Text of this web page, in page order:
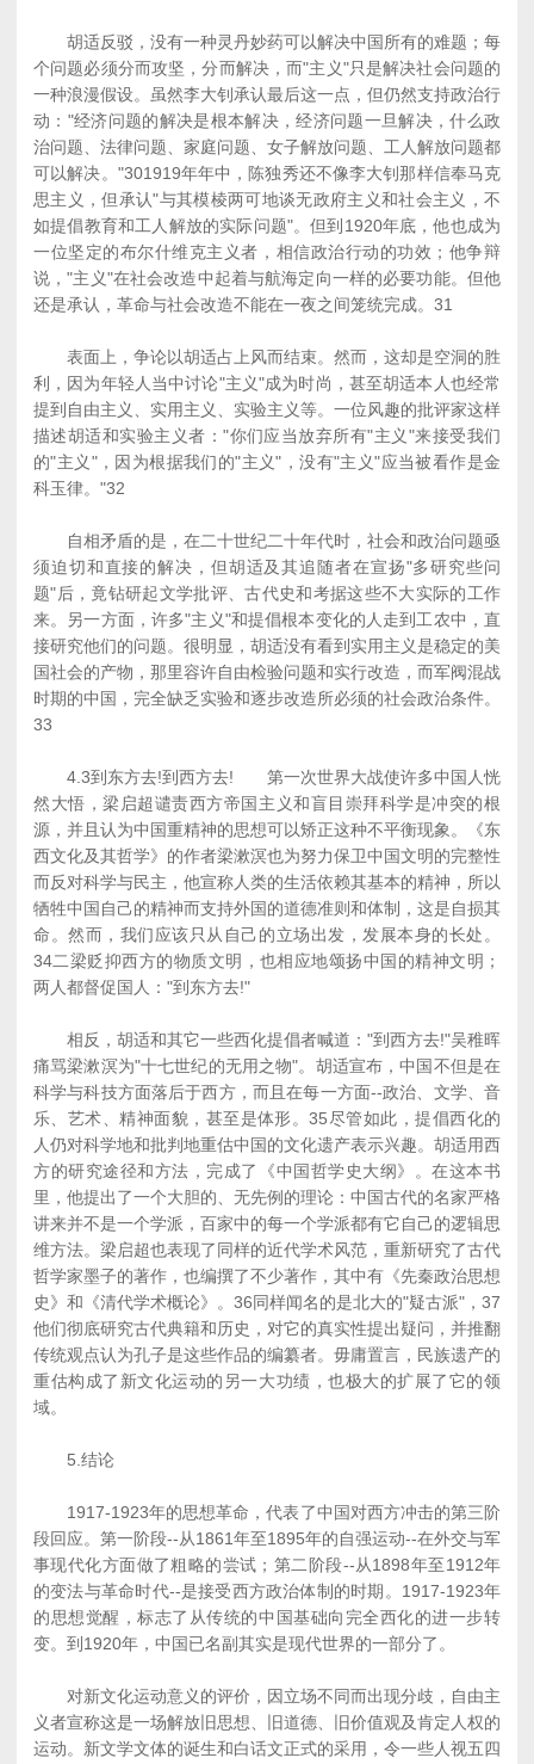
胡适反驳，没有一种灵丹妙药可以解决中国所有的难题；每
个问题必须分而攻坚，分而解决，而"主义"只是解决社会问题的
一种浪漫假设。虽然李大钊承认最后这一点，但仍然支持政治行
动："经济问题的解决是根本解决，经济问题一旦解决，什么政
治问题、法律问题、家庭问题、女子解放问题、工人解放问题都
可以解决。"301919年年中，陈独秀还不像李大钊那样信奉马克
思主义，但承认"与其模棱两可地谈无政府主义和社会主义，不
如提倡教育和工人解放的实际问题"。但到1920年底，他也成为
一位坚定的布尔什维克主义者，相信政治行动的功效；他争辩
说，"主义"在社会改造中起着与航海定向一样的必要功能。但他
还是承认，革命与社会改造不能在一夜之间笼统完成。31
表面上，争论以胡适占上风而结束。然而，这却是空洞的胜
利，因为年轻人当中讨论"主义"成为时尚，甚至胡适本人也经常
提到自由主义、实用主义、实验主义等。一位风趣的批评家这样
描述胡适和实验主义者："你们应当放弃所有"主义"来接受我们
的"主义"，因为根据我们的"主义"，没有"主义"应当被看作是金
科玉律。"32
自相矛盾的是，在二十世纪二十年代时，社会和政治问题亟
须迫切和直接的解决，但胡适及其追随者在宣扬"多研究些问
题"后，竟钻研起文学批评、古代史和考据这些不大实际的工作
来。另一方面，许多"主义"和提倡根本变化的人走到工农中，直
接研究他们的问题。很明显，胡适没有看到实用主义是稳定的美
国社会的产物，那里容许自由检验问题和实行改造，而军阀混战
时期的中国，完全缺乏实验和逐步改造所必须的社会政治条件。
33
4.3到东方去!到西方去! 第一次世界大战使许多中国人恍
然大悟，梁启超谴责西方帝国主义和盲目崇拜科学是冲突的根
源，并且认为中国重精神的思想可以矫正这种不平衡现象。《东
西文化及其哲学》的作者梁漱溟也为努力保卫中国文明的完整性
而反对科学与民主，他宣称人类的生活依赖其基本的精神，所以
牺牲中国自己的精神而支持外国的道德准则和体制，这是自损其
命。然而，我们应该只从自己的立场出发，发展本身的长处。
34二梁贬抑西方的物质文明，也相应地颂扬中国的精神文明；
两人都督促国人："到东方去!"
相反，胡适和其它一些西化提倡者喊道："到西方去!"吴稚晖
痛骂梁漱溟为"十七世纪的无用之物"。胡适宣布，中国不但是在
科学与科技方面落后于西方，而且在每一方面--政治、文学、音
乐、艺术、精神面貌，甚至是体形。35尽管如此，提倡西化的
人仍对科学地和批判地重估中国的文化遗产表示兴趣。胡适用西
方的研究途径和方法，完成了《中国哲学史大纲》。在这本书
里，他提出了一个大胆的、无先例的理论：中国古代的名家严格
讲来并不是一个学派，百家中的每一个学派都有它自己的逻辑思
维方法。梁启超也表现了同样的近代学术风范，重新研究了古代
哲学家墨子的著作，也编撰了不少著作，其中有《先秦政治思想
史》和《清代学术概论》。36同样闻名的是北大的"疑古派"，37
他们彻底研究古代典籍和历史，对它的真实性提出疑问，并推翻
传统观点认为孔子是这些作品的编纂者。毋庸置言，民族遗产的
重估构成了新文化运动的另一大功绩，也极大的扩展了它的领
域。
5.结论
1917-1923年的思想革命，代表了中国对西方冲击的第三阶
段回应。第一阶段--从1861年至1895年的自强运动--在外交与军
事现代化方面做了粗略的尝试；第二阶段--从1898年至1912年
的变法与革命时代--是接受西方政治体制的时期。1917-1923年
的思想觉醒，标志了从传统的中国基础向完全西化的进一步转
变。到1920年，中国已名副其实是现代世界的一部分了。
对新文化运动意义的评价，因立场不同而出现分歧，自由主
义者宣称这是一场解放旧思想、旧道德、旧价值观及肯定人权的
运动。新文学文体的诞生和白话文正式的采用，令一些人视五四